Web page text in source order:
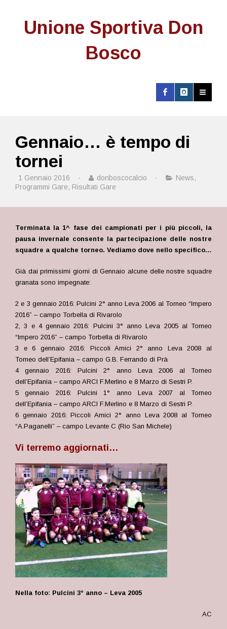
Unione Sportiva Don
Bosco
Gennaio… è tempo di
tornei
1 Gennaio 2016 · donboscocalcio · News,
Programmi Gare, Risultati Gare
Terminata la 1^ fase dei campionati per i più piccoli, la
pausa invernale consente la partecipazione delle nostre
squadre a qualche torneo. Vediamo dove nello specifico…
Già dai primissimi giorni di Gennaio alcune delle nostre squadre
granata sono impegnate:
2 e 3 gennaio 2016: Pulcini 2° anno Leva 2006 al Torneo “Impero
2016” – campo Torbella di Rivarolo
2, 3 e 4 gennaio 2016: Pulcini 3° anno Leva 2005 al Torneo
“Impero 2016” – campo Torbella di Rivarolo
3 e 6 gennaio 2016: Piccoli Amici 2° anno Leva 2008 al
Torneo dell’Epifania – campo G.B. Ferrando di Prà
4 gennaio 2016: Pulcini 2° anno Leva 2006 al Torneo
dell’Epifania – campo ARCI F.Merlino e 8 Marzo di Sestri P.
5 gennaio 2016: Pulcini 1° anno Leva 2007 al Torneo
dell’Epifania – campo ARCI F.Merlino e 8 Marzo di Sestri P.
6 gennaio 2016: Piccoli Amici 2° anno Leva 2008 al Torneo
“A.Paganelli” – campo Levante C (Rio San Michele)
Vi terremo aggiornati…
Nella foto: Pulcini 3° anno – Leva 2005
AC